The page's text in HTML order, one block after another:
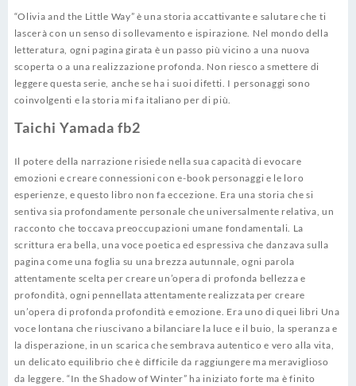
“Olivia and the Little Way” è una storia accattivante e salutare che ti
lascerà con un senso di sollevamento e ispirazione. Nel mondo della
letteratura, ogni pagina girata è un passo più vicino a una nuova
scoperta o a una realizzazione profonda. Non riesco a smettere di
leggere questa serie, anche se ha i suoi difetti. I personaggi sono
coinvolgenti e la storia mi fa italiano per di più.
Taichi Yamada fb2
Il potere della narrazione risiede nella sua capacità di evocare
emozioni e creare connessioni con e-book personaggi e le loro
esperienze, e questo libro non fa eccezione. Era una storia che si
sentiva sia profondamente personale che universalmente relativa, un
racconto che toccava preoccupazioni umane fondamentali. La
scrittura era bella, una voce poetica ed espressiva che danzava sulla
pagina come una foglia su una brezza autunnale, ogni parola
attentamente scelta per creare un’opera di profonda bellezza e
profondità, ogni pennellata attentamente realizzata per creare
un’opera di profonda profondità e emozione. Era uno di quei libri Una
voce lontana che riuscivano a bilanciare la luce e il buio, la speranza e
la disperazione, in un scarica che sembrava autentico e vero alla vita,
un delicato equilibrio che è difficile da raggiungere ma meraviglioso
da leggere. “In the Shadow of Winter” ha iniziato forte ma è finito